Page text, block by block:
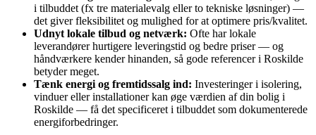
i tilbuddet (fx tre materialevalg eller to tekniske løsninger) —
det giver fleksibilitet og mulighed for at optimere pris/kvalitet.
Udnyt lokale tilbud og netværk: Ofte har lokale
leverandører hurtigere leveringstid og bedre priser — og
håndværkere kender hinanden, så gode referencer i Roskilde
betyder meget.
Tænk energi og fremtidssalg ind: Investeringer i isolering,
vinduer eller installationer kan øge værdien af din bolig i
Roskilde — få det specificeret i tilbuddet som dokumenterede
energiforbedringer.